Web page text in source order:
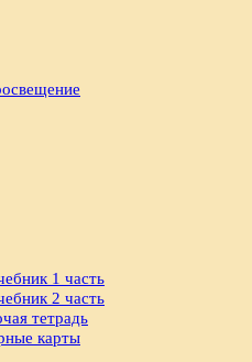
1 часть
2 часть
тетрадь
карты